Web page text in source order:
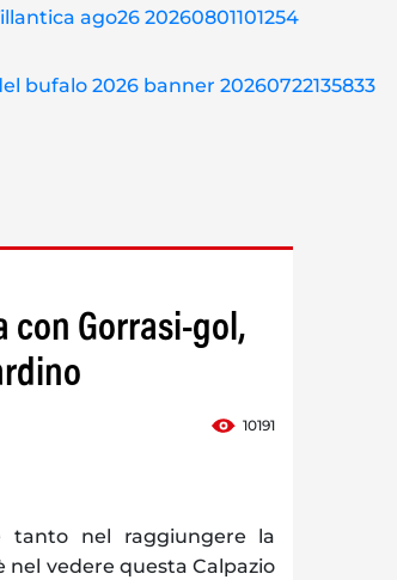
con Gorrasi-gol,
10191
tanto nel raggiungere la
nel vedere questa Calpazio